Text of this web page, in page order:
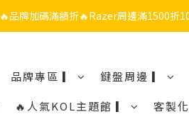
🔥品牌限定滿額折🔥ROG周邊滿1500折
🔥品牌加碼滿額折🔥Razer周邊滿1500折
🔥品牌限定滿額折🔥ROG周邊滿1500折
品牌專區 ▎ 鍵盤周邊 ▎
🔥人氣KOL主題館 ▎ 客製